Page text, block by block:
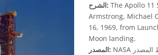
الشرح: The Apollo 11
Armstrong, Michael
16, 1969, from
Moon landing.
المصدر: NASA المصدر